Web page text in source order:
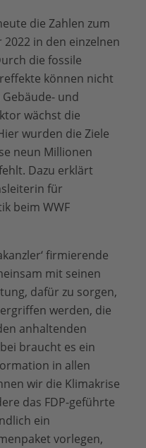
die Zahlen zum
in den einzelnen
die fossile
können nicht
und
wächst die
wurden die Ziele
neun Millionen
Dazu erklärt
für
beim WWF
firmierende
mit seinen
dafür zu sorgen,
werden, die
anhaltenden
braucht es ein
in allen
wir die Klimakrise
das FDP-geführte
ein
vorlegen,